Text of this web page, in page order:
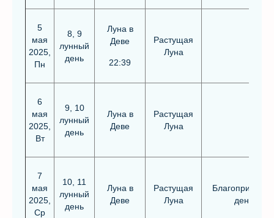
5
мая
2025,
Пн
8, 9
лунный
день
Луна в
Деве
22:39
Растущая
Луна
6
мая
2025,
Вт
9, 10
лунный
день
Луна в
Деве
Растущая
Луна
7
мая
2025,
Ср
10, 11
лунный
день
Луна в
Деве
Растущая
Луна
Благоприятный
день